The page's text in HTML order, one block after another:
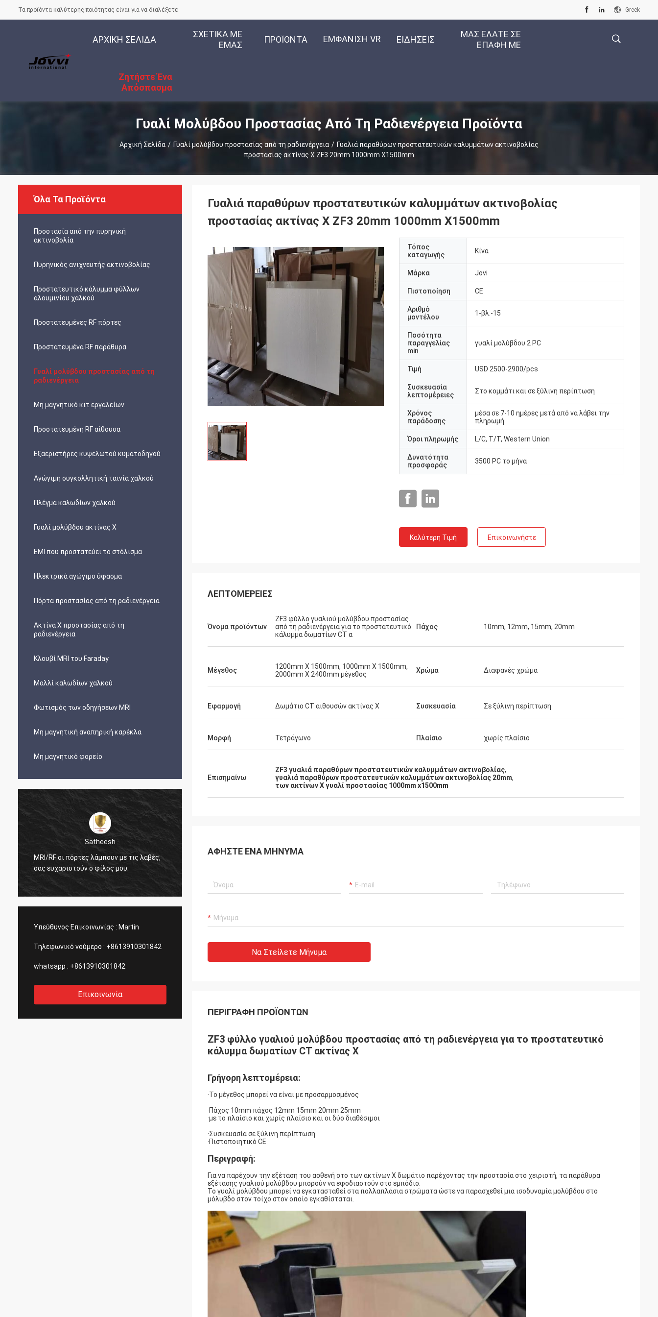
Τα προϊόντα καλύτερης ποιότητας είναι για να διαλέξετε Greek
ΑΡΧΙΚΉ ΣΕΛΊΔΑ
ΣΧΕΤΙΚΆ ΜΕ
ΕΜΆΣ
ΠΡΟΪΌΝΤΑ ΕΜΦΆΝΙΣΗ VR ΕΙΔΉΣΕΙΣ
ΜΑΣ ΕΛΆΤΕ ΣΕ
ΕΠΑΦΉ ΜΕ
Ζητήστε Ένα
Απόσπασμα
Γυαλί Μολύβδου Προστασίας Από Τη Ραδιενέργεια Προϊόντα
Αρχική Σελίδα / Γυαλί μολύβδου προστασίας από τη ραδιενέργεια / Γυαλιά παραθύρων προστατευτικών καλυμμάτων ακτινοβολίας
προστασίας ακτίνας X ZF3 20mm 1000mm X1500mm
Όλα Τα Προϊόντα
Προστασία από την πυρηνική
ακτινοβολία
Πυρηνικός ανιχνευτής ακτινοβολίας
Προστατευτικό κάλυμμα φύλλων
αλουμινίου χαλκού
Προστατευμένες RF πόρτες
Προστατευμένα RF παράθυρα
Γυαλί μολύβδου προστασίας από τη
ραδιενέργεια
Μη μαγνητικό κιτ εργαλείων
Προστατευμένη RF αίθουσα
Εξαεριστήρες κυψελωτού κυματοδηγού
Αγώγιμη συγκολλητική ταινία χαλκού
Πλέγμα καλωδίων χαλκού
Γυαλί μολύβδου ακτίνας X
EMI που προστατεύει το στόλισμα
Ηλεκτρικά αγώγιμο ύφασμα
Πόρτα προστασίας από τη ραδιενέργεια
Ακτίνα X προστασίας από τη
ραδιενέργεια
Κλουβί MRI του Faraday
Μαλλί καλωδίων χαλκού
Φωτισμός των οδηγήσεων MRI
Μη μαγνητική αναπηρική καρέκλα
Μη μαγνητικό φορείο
λάμπουν με τις λαβές,
ο φίλος μου.
Η κυψελωτή διέξοδος ορείχαλκου
φαίνεται πολύ Νίκαια
Υπεύθυνος Επικοινωνίας : Martin
Τηλεφωνικό νούμερο : +8613910301842
whatsapp : +8613910301842
Επικοινωνία
Γυαλιά παραθύρων προστατευτικών καλυμμάτων ακτινοβολίας
προστασίας ακτίνας X ZF3 20mm 1000mm X1500mm
Τόπος
καταγωγής
Κίνα
Μάρκα Jovi
Πιστοποίηση CE
Αριθμό
μοντέλου
1-βλ.-15
Ποσότητα
παραγγελίας
min
γυαλί μολύβδου 2 PC
Τιμή USD 2500-2900/pcs
Συσκευασία
λεπτομέρειες
Στο κομμάτι και σε ξύλινη περίπτωση
Χρόνος
παράδοσης
μέσα σε 7-10 ημέρες μετά από να λάβει την
πληρωμή
Όροι πληρωμής L/C, T/T, Western Union
Δυνατότητα
προσφοράς
3500 PC το μήνα
Καλύτερη Τιμή Επικοινωνήστε
ΛΕΠΤΟΜΈΡΕΙΕΣ
Όνομα προϊόντων
ZF3 φύλλο γυαλιού μολύβδου προστασίας
από τη ραδιενέργεια για το προστατευτικό
κάλυμμα δωματίων CT α
Πάχος 10mm, 12mm, 15mm, 20mm
Μέγεθος
1200mm X 1500mm, 1000mm X 1500mm,
2000mm X 2400mm μέγεθος
Χρώμα Διαφανές χρώμα
Εφαρμογή Δωμάτιο CT αιθουσών ακτίνας X Συσκευασία Σε ξύλινη περίπτωση
Μορφή Τετράγωνο Πλαίσιο χωρίς πλαίσιο
Επισημαίνω
ZF3 γυαλιά παραθύρων προστατευτικών καλυμμάτων ακτινοβολίας,
γυαλιά παραθύρων προστατευτικών καλυμμάτων ακτινοβολίας 20mm,
των ακτίνων X γυαλί προστασίας 1000mm x1500mm
ΑΦΉΣΤΕ ΈΝΑ ΜΉΝΥΜΑ
Να Στείλετε Μήνυμα
ΠΕΡΙΓΡΑΦΉ ΠΡΟΪΌΝΤΩΝ
ZF3 φύλλο γυαλιού μολύβδου προστασίας από τη ραδιενέργεια για το προστατευτικό
κάλυμμα δωματίων CT ακτίνας X
Γρήγορη λεπτομέρεια:
·Το μέγεθος μπορεί να είναι με προσαρμοσμένος
·Πάχος 10mm πάχος 12mm 15mm 20mm 25mm
·με το πλαίσιο και χωρίς πλαίσιο και οι δύο διαθέσιμοι
·Συσκευασία σε ξύλινη περίπτωση
·Πιστοποιητικό CE
Περιγραφή:
Για να παρέχουν την εξέταση του ασθενή στο των ακτίνων X δωμάτιο παρέχοντας την προστασία στο χειριστή, τα παράθυρα
εξέτασης γυαλιού μολύβδου μπορούν να εφοδιαστούν στο εμπόδιο.
Το γυαλί μολύβδου μπορεί να εγκατασταθεί στα πολλαπλάσια στρώματα ώστε να παρασχεθεί μια ισοδυναμία μολύβδου στο
μόλυβδο στον τοίχο στον οποίο εγκαθίσταται.